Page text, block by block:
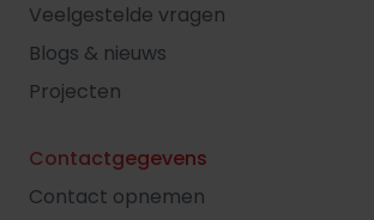
Veelgestelde vragen
Blogs & nieuws
Projecten
Contactgegevens
Contact opnemen